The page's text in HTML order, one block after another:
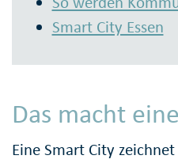
Smart City Essen
Das macht
Eine Smart City